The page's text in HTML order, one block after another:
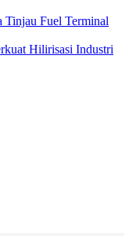
Tinjau Fuel Terminal
Hilirisasi Industri